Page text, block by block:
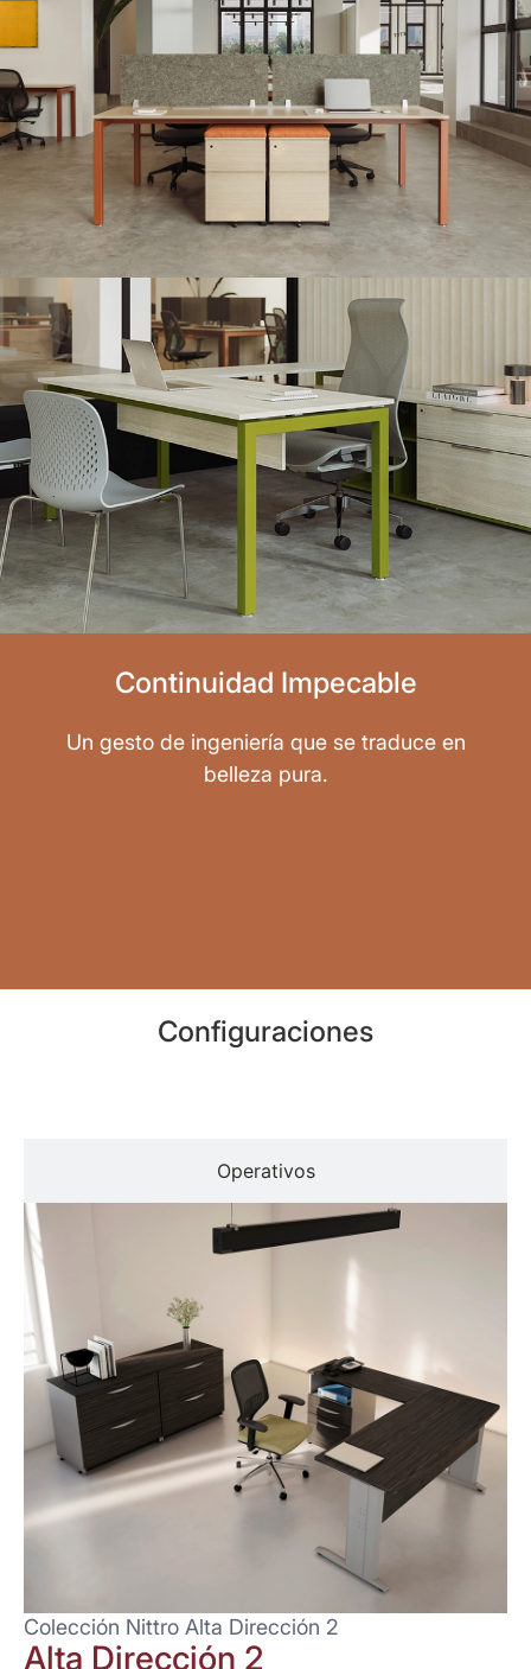
Continuidad Impecable
Un gesto de ingeniería que se traduce en
belleza pura.
Configuraciones
Operativos
Colección Nittro Alta Dirección 2
Alta Dirección 2